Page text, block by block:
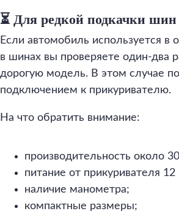
⏳ Для редкой подкачки шин
Если автомобиль используется в
в шинах вы проверяете один-два
дорогую модель. В этом случае
подключением к прикуривателю.
На что обратить внимание:
производительность около
питание от прикуривателя 12
наличие манометра;
компактные размеры;